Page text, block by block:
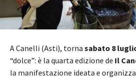
A Canelli (Asti), torna sabato 8
“dolce”: è la quarta edizione de Il
la manifestazione ideata e